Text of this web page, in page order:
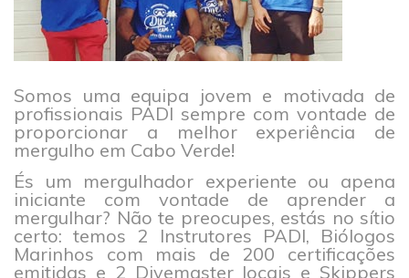
Somos uma equipa jovem e motivada de
profissionais PADI sempre com vontade de
proporcionar a melhor experiência de
mergulho em Cabo Verde!
És um mergulhador experiente ou apena
iniciante com vontade de aprender a
mergulhar? Não te preocupes, estás no sítio
certo: temos 2 Instrutores PADI, Biólogos
Marinhos com mais de 200 certificações
emitidas e 2 Divemaster locais e Skippers